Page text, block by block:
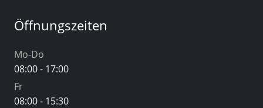
Öffnungszeiten
Mo-Do
08:00 - 17:00
Fr
08:00 - 15:30